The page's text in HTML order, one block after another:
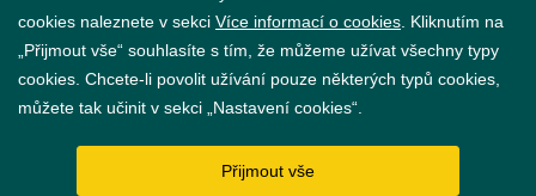
GDPR
cookies naleznete v sekci Více informací o cookies . Kliknutím na
„Přijmout vše“ souhlasíte s tím, že můžeme užívat všechny typy
cookies. Chcete-li povolit užívání pouze některých typů cookies,
můžete tak učinit v sekci „Nastavení cookies“.
Přijmout vše